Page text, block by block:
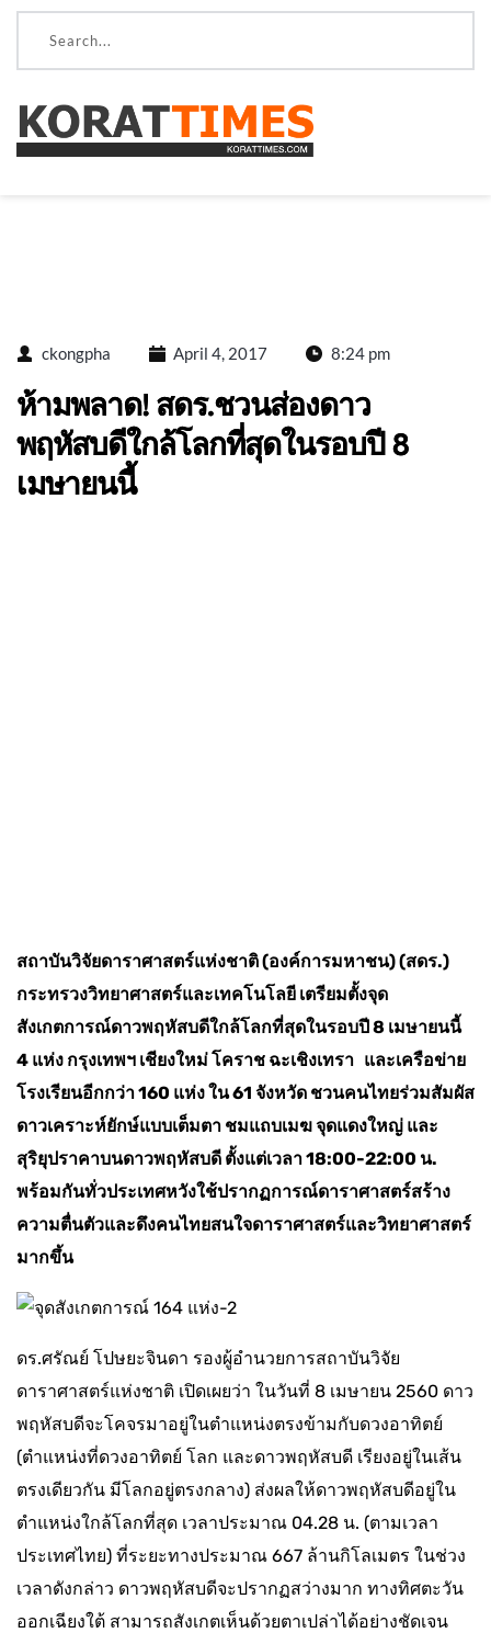
ckongpha April 4, 2017 8:24 pm
ห้ามพลาด! สดร.ชวนส่องดาว
พฤหัสบดีใกล้โลกที่สุดในรอบปี 8
เมษายนนี้
สถาบันวิจัยดาราศาสตร์แห่งชาติ (องค์การมหาชน) (สดร.)
กระทรวงวิทยาศาสตร์และเทคโนโลยี เตรียมตั้งจุด
สังเกตการณ์ดาวพฤหัสบดีใกล้โลกที่สุดในรอบปี 8 เมษายนนี้
4 แห่ง กรุงเทพฯ เชียงใหม่ โคราช ฉะเชิงเทรา และเครือข่าย
โรงเรียนอีกกว่า 160 แห่ง ใน 61 จังหวัด ชวนคนไทยร่วมสัมผัส
ดาวเคราะห์ยักษ์แบบเต็มตา ชมแถบเมฆ จุดแดงใหญ่ และ
สุริยุปราคาบนดาวพฤหัสบดี ตั้งแต่เวลา 18:00-22:00 น.
พร้อมกันทั่วประเทศหวังใช้ปรากฏการณ์ดาราศาสตร์สร้าง
ความตื่นตัวและดึงคนไทยสนใจดาราศาสตร์และวิทยาศาสตร์
มากขึ้น
ดร.ศรัณย์ โปษยะจินดา รองผู้อำนวยการสถาบันวิจัย
ดาราศาสตร์แห่งชาติ เปิดเผยว่า ในวันที่ 8 เมษายน 2560 ดาว
พฤหัสบดีจะโคจรมาอยู่ในตำแหน่งตรงข้ามกับดวงอาทิตย์
(ตำแหน่งที่ดวงอาทิตย์ โลก และดาวพฤหัสบดี เรียงอยู่ในเส้น
ตรงเดียวกัน มีโลกอยู่ตรงกลาง) ส่งผลให้ดาวพฤหัสบดีอยู่ใน
ตำแหน่งใกล้โลกที่สุด เวลาประมาณ 04.28 น. (ตามเวลา
ประเทศไทย) ที่ระยะทางประมาณ 667 ล้านกิโลเมตร ในช่วง
เวลาดังกล่าว ดาวพฤหัสบดีจะปรากฏสว่างมาก ทางทิศตะวัน
ออกเฉียงใต้ สามารถสังเกตเห็นด้วยตาเปล่าได้อย่างชัดเจน